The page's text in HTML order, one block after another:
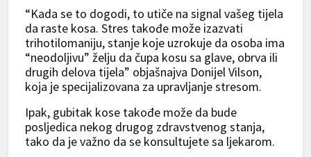
“Kada se to dogodi, to utiče na signal vašeg tijela
da raste kosa. Stres takođe može izazvati
trihotilomaniju, stanje koje uzrokuje da osoba ima
“neodoljivu” želju da čupa kosu sa glave, obrva ili
drugih delova tijela” objašnajva Donijel Vilson,
koja je specijalizovana za upravljanje stresom.
Ipak, gubitak kose takođe može da bude
posljedica nekog drugog zdravstvenog stanja,
tako da je važno da se konsultujete sa ljekarom.